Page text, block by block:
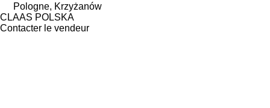
Pologne, Krzyżanów
CLAAS POLSKA
Contacter le vendeur